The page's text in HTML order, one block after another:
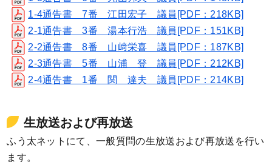
1-4通告書 7番 江田宏子 議員[PDF：218KB]
2-1通告書 3番 湯本行浩 議員[PDF：151KB]
2-2通告書 8番 山﨑栄喜 議員[PDF：187KB]
2-3通告書 5番 山浦 登 議員[PDF：212KB]
2-4通告書 1番 関 達夫 議員[PDF：214KB]
生放送および再放送
ふう太ネットにて、一般質問の生放送および再放送を行い
ます。